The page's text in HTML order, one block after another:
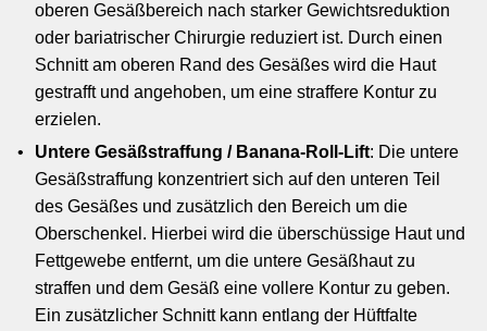
oberen Gesäßbereich nach starker Gewichtsreduktion
oder bariatrischer Chirurgie reduziert ist. Durch einen
Schnitt am oberen Rand des Gesäßes wird die Haut
gestrafft und angehoben, um eine straffere Kontur zu
erzielen.
Untere Gesäßstraffung / Banana-Roll-Lift: Die untere
Gesäßstraffung konzentriert sich auf den unteren Teil
des Gesäßes und zusätzlich den Bereich um die
Oberschenkel. Hierbei wird die überschüssige Haut und
Fettgewebe entfernt, um die untere Gesäßhaut zu
straffen und dem Gesäß eine vollere Kontur zu geben.
Ein zusätzlicher Schnitt kann entlang der Hüftfalte